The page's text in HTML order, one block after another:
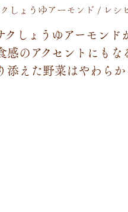
しょうゆアーモンド / レシ
ク し ょ う ゆアーモ ン ド
感のアクセ ン ト に も な
添えた野菜はやわ らか